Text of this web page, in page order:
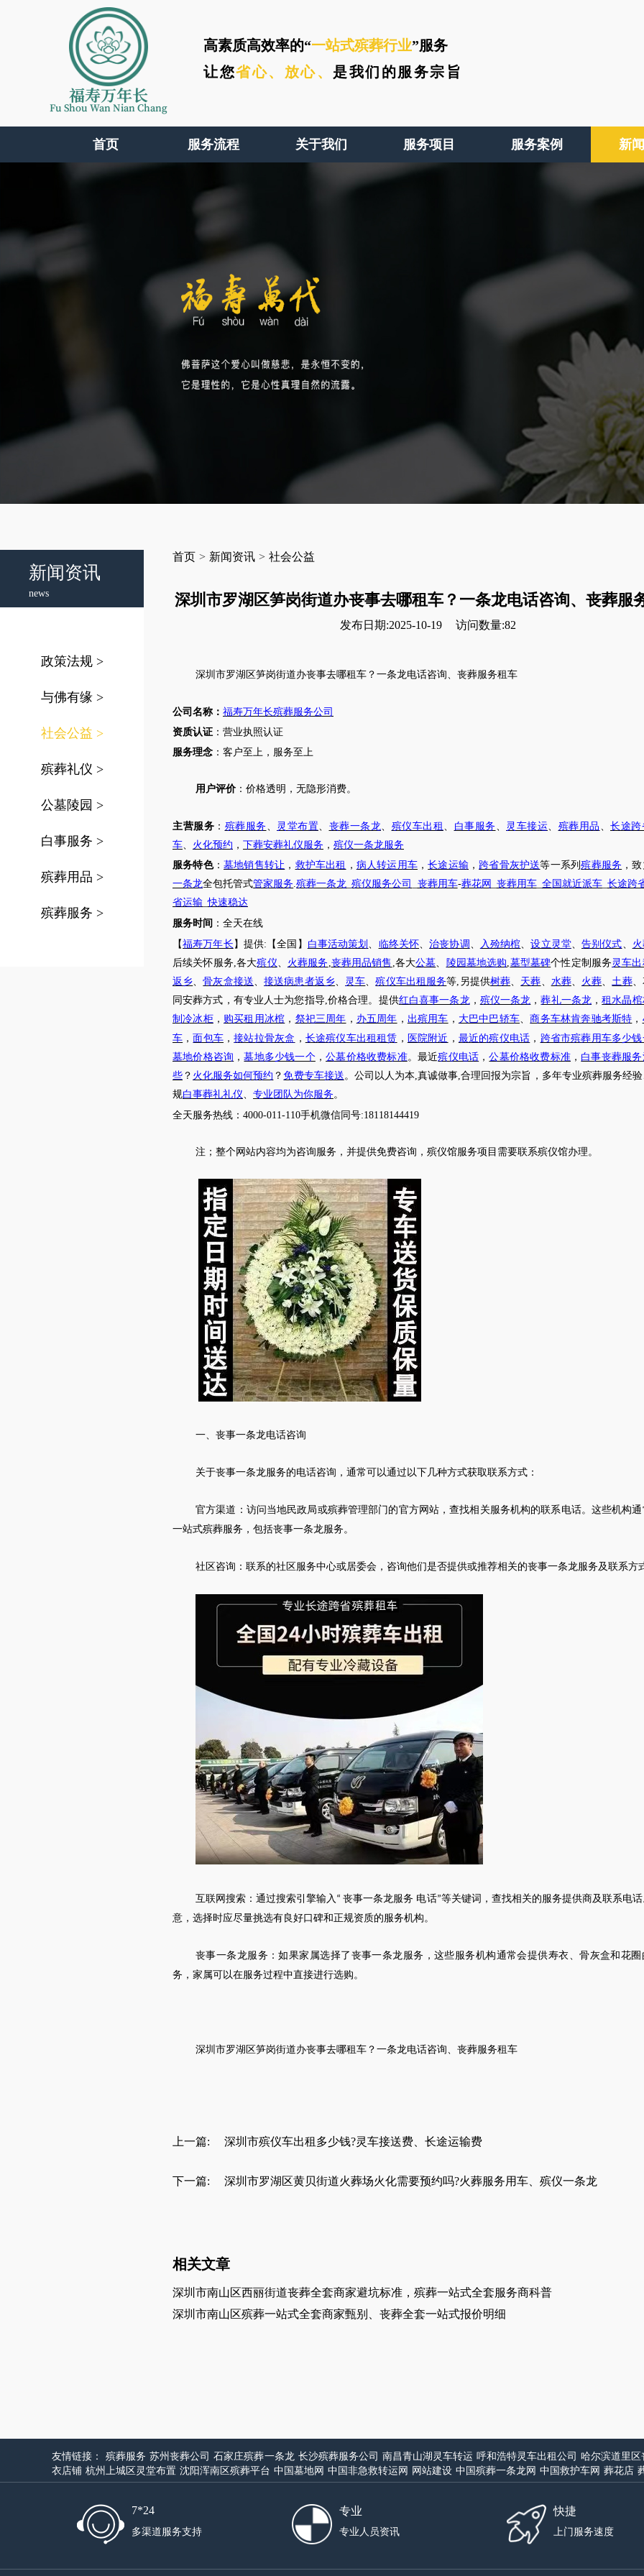
福寿万年长
Fu Shou Wan Nian Chang
高素质高效率的“一站式殡葬行业”服务
让您省心、 放心、 是我们的服务宗旨
首页 服务流程 关于我们 服务项目 服务案例 新
新闻资讯
news
政策法规 >
与佛有缘 >
社会公益 >
殡葬礼仪 >
公墓陵园 >
白事服务 >
殡葬用品 >
殡葬服务 >
首页 > 新闻资讯 > 社会公益
深圳市罗湖区笋岗街道办丧事去哪租车？一条龙电话咨询、丧葬服
发布日期:2025-10-19 访问数量:82
深圳市罗湖区笋岗街道办丧事去哪租车 ？ 一条龙电话咨询 丧葬服务租车
公司名称： 福寿万年长殡葬服务公司
资质认证 ：营业执照认证
服务理念 ：客户至上，服务至上
用户评价： 价格透明，无隐形消费。
主营服务 ： 殡葬服务 灵堂布置 丧葬一条龙 殡仪车出租 白事服务 灵车接运 殡葬用品
长途跨
车
火化预约 ， 下葬安葬礼仪服务 ， 殡仪一条龙服务
服务特色：墓地销售转让 ， 救护车出租 ， 病人转运用车，长途运输 ，跨省骨灰护送等一系列殡葬服务 ，
一条龙全包托管式管家服务 .殡葬一条龙 _殡仪服务公司 丧葬用车-葬花网 丧葬用车_ 全国就近派车_ 长途跨
省运输 _快速稳达
服务时间 ：全天在线
【福寿万年长 】提供:【全国】 白事活动策划 临终关怀 、治丧协调 入殓纳棺 、设立灵堂、告别仪式
后续关怀服务 ,各大殡仪 火葬服务 丧葬用品销售 ,各大公墓 陵园墓地选购 墓型墓碑个性定制服务 灵车
返乡 、骨灰盒接送 、接送病患者返乡、 灵车 、殡仪车出租服务等 ,另提供树葬 天葬 水葬、 火葬 土葬
同安葬方式，有专业人士为您指导 ,价格合理。提供红白喜事一条龙 ， 殡仪一条龙 ，葬礼一条龙 ，租水晶
制冷冰柜， 购买租用冰棺 ， 祭祀三周年 ， 办五周年 ， 出殡用车 ， 大巴中巴轿车 、商务车林肯奔驰考斯特 ，
车 ， 面包车 ，接站拉骨灰盒 ， 长途殡仪车出租租赁 ， 医院附近 ， 最近的殡仪电话 ， 跨省市殡葬用车多少
墓地价格咨询 ，墓地多少钱一个，公墓价格收费标准。最近殡仪电话 ，公墓价格收费标准 ， 白事丧葬服
些 ？ 火化服务如何预约 ？免费专车接送 。公司以人为本 ,真诚做事,合理回报为宗旨，多年专业殡葬服务经
规白事葬礼礼仪 专业团队为你服务 。
全天服务热线 ： 4000-011-110手机微信同号:18118144419
注； 整个网站内容均为咨询服务，并提供免费咨询，殡仪馆服务项目需要联系殡仪馆办理 。
一、丧事一条龙电话咨询
关于丧事一条龙服务的电话咨询，通常可以通过以下几种方式获取联系方式：
官方渠道：访问当地民政局或殡葬管理部门的官方网站，查找相关服务机构的联系电话。这些机构
一站式殡葬服务，包括丧事一条龙服务。
社区咨询：联系的社区服务中心或居委会，咨询他们是否提供或推荐相关的丧事一条龙服务及联系方
互联网搜索：通过搜索引擎输入 “丧事一条龙服务 电话”等关键词，查找相关的服务提供商及联系电
意，选择时应尽量挑选有良好口碑和正规资质的服务机构。
丧事一条龙服务：如果家属选择了丧事一条龙服务，这些服务机构通常会提供寿衣、骨灰盒和花圈
务，家属可以在服务过程中直接进行选购。
深圳市罗湖区笋岗街道办丧事去哪租车 ？ 一条龙电话咨询 丧葬服务租车
上一篇: 深圳市殡仪车出租多少钱?灵车接送费、长途运输费
下一篇: 深圳市罗湖区黄贝街道火葬场火化需要预约吗?火葬服务用车、殡仪一条龙
相关文章
深圳市南山区西丽街道丧葬全套商家避坑标准，殡葬一站式全套服务商科普
深圳市南山区殡葬一站式全套商家甄别、丧葬全套一站式报价明细
友情链接： 殡葬服务 苏州丧葬公司 石家庄殡葬一条龙 长沙殡葬服务公司 南昌青山湖灵车转运 呼和浩特灵车出租公司
哈尔滨道里
衣店铺 杭州上城区灵堂布置 沈阳浑南区殡葬平台 中国墓地网 中国非急救转运网 网站建设 中国殡葬一条龙网 中国救护车网 葬花店
7*24
多渠道服务支持
专业
专业人员资讯
快捷
上门服务速度